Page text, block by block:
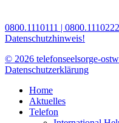
0800.1110111 |
Datenschutzhinweis!
© 2026 telefonseelsorge-
Datenschutzerklärung
Home
Aktuelles
Telefon